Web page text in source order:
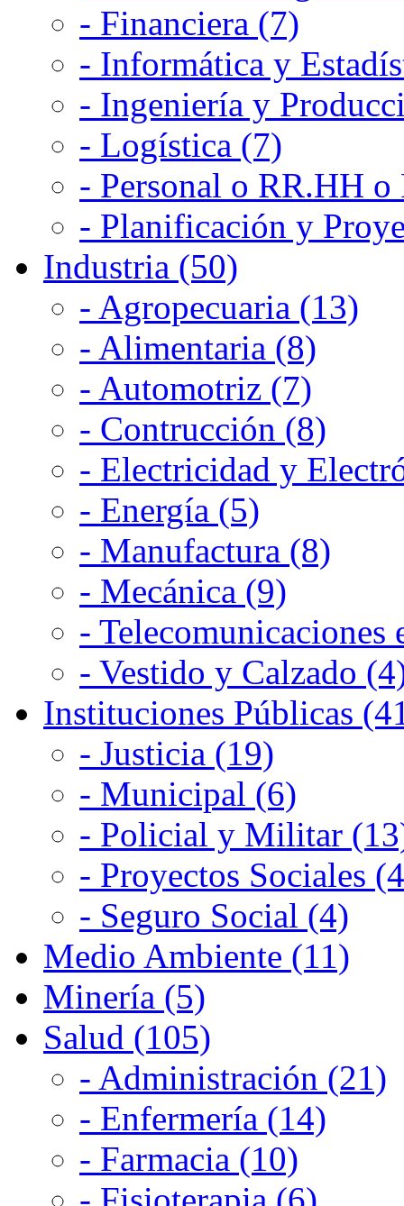
- Financiera (7)
- Informática y
- Ingeniería y
- Logística (7)
- Personal o RR.HH
- Planificación y
Industria (50)
- Agropecuaria (13)
- Alimentaria (8)
- Automotriz (7)
- Contrucción (8)
- Electricidad y
- Energía (5)
- Manufactura (8)
- Mecánica (9)
-
- Vestido y Calzado
Instituciones Públicas
- Justicia (19)
- Municipal (6)
- Policial y Militar
- Proyectos Sociales
- Seguro Social (4)
Medio Ambiente (11)
Minería (5)
Salud (105)
- Administración (21)
- Enfermería (14)
- Farmacia (10)